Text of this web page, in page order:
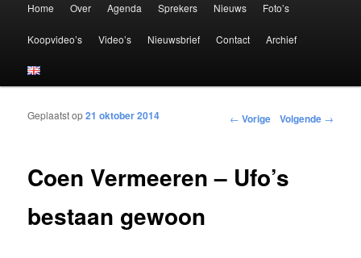
Spring naar de primaire inhoud
Spring naar de secundaire inhoud
Home Over Agenda Sprekers Nieuws Foto’s
Koopvideo’s Video’s Nieuwsbrief Contact Archief
Bericht navigatie ← Vorige Volgende →
Coen Vermeeren – Ufo’s
bestaan gewoon
Geplaatst op21 oktober 2014